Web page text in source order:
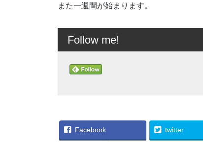
また一週間が始まります。
Follow me!
Facebook twitter